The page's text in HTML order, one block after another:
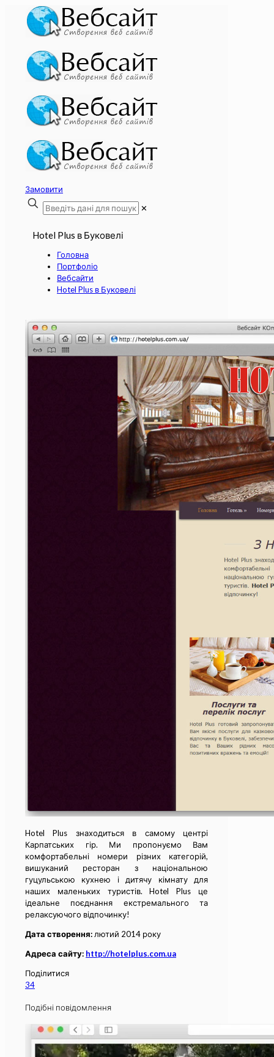
Замовити
✕
Hotel Plus в Буковелі
Головна
Портфоліо
Вебсайти
Hotel Plus в Буковелі
Hotel Plus знаходиться в самому центрі
Карпатських гір. Ми пропонуємо Вам
комфортабельні номери різних категорій,
вишуканий ресторан з національною
гуцульською кухнею і дитячу кімнату для
наших маленьких туристів. Hotel Plus це
ідеальне поєднання екстремального та
релаксуючого відпочинку!
Дата створення:лютий 2014 року
Адреса сайту: http://hotelplus.com.ua
Поділитися
34
Подібні повідомлення